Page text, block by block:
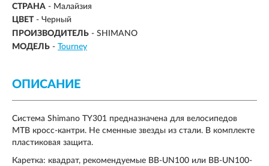
СТРАНА - Малайзия
ЦВЕТ - Черный
ПРОИЗВОДИТЕЛЬ - SHIMANO
МОДЕЛЬ - Tourney
ОПИСАНИЕ
Система Shimano TY301 предназначена для велосипедов
МТВ кросс-кантри. Не сменные звезды из стали. В комплекте
пластиковая защита.
Каретка: квадрат, рекомендуемые BB-UN100 или BB-UN100-